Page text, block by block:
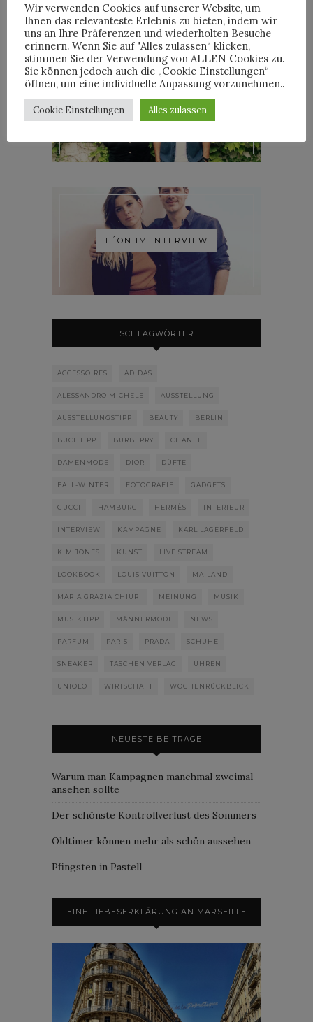
ROOSEVELT IM INTERVIEW
LÉON IM INTERVIEW
SCHLAGWÖRTER
ACCESSOIRES ADIDAS
ALESSANDRO MICHELE AUSSTELLUNG
AUSSTELLUNGSTIPP BEAUTY BERLIN
BUCHTIPP BURBERRY CHANEL
DAMENMODE DIOR DÜFTE
FALL-WINTER FOTOGRAFIE GADGETS
GUCCI HAMBURG HERMÈS INTERIEUR
INTERVIEW KAMPAGNE KARL LAGERFELD
KIM JONES KUNST LIVE STREAM
LOOKBOOK LOUIS VUITTON MAILAND
MARIA GRAZIA CHIURI MEINUNG MUSIK
MUSIKTIPP MÄNNERMODE NEWS
PARFUM PARIS PRADA SCHUHE
SNEAKER TASCHEN VERLAG UHREN
UNIQLO WIRTSCHAFT WOCHENRÜCKBLICK
NEUESTE BEITRÄGE
Warum man Kampagnen manchmal zweimal
ansehen sollte
Der schönste Kontrollverlust des Sommers
Oldtimer können mehr als schön aussehen
Pfingsten in Pastell
EINE LIEBESERKLÄRUNG AN MARSEILLE
Wir verwenden Cookies auf unserer Website, um
Ihnen das relevanteste Erlebnis zu bieten, indem wir
uns an Ihre Präferenzen und wiederholten Besuche
erinnern. Wenn Sie auf "Alles zulassen“ klicken,
stimmen Sie der Verwendung von ALLEN Cookies zu.
Sie können jedoch auch die „Cookie Einstellungen“
öffnen, um eine individuelle Anpassung vorzunehmen..
Cookie Einstellungen Alles zulassen